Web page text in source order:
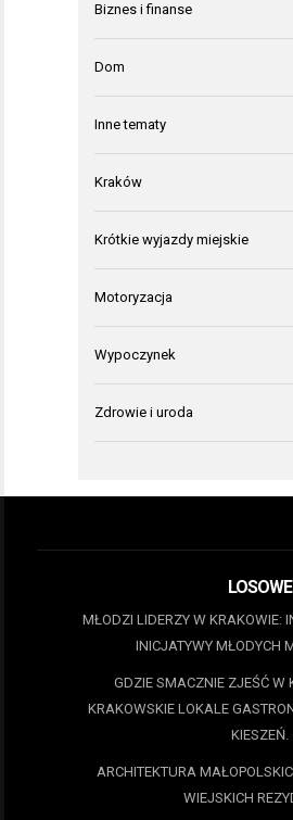
Biznes i finanse
Dom
Inne tematy
Kraków
Krótkie wyjazdy miejskie
Motoryzacja
Wypoczynek
Zdrowie i uroda
LOSOWE
MŁODZI LIDERZY W KRAKOWIE:
INICJATYWY MŁODYCH
GDZIE SMACZNIE ZJEŚĆ W
KRAKOWSKIE LOKALE
KIESZEŃ.
ARCHITEKTURA
WIEJSKICH